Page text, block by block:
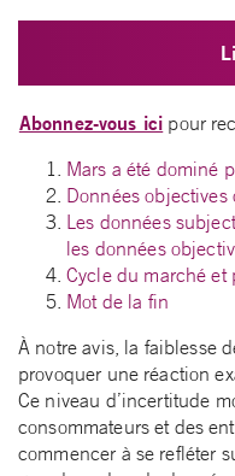
Abonnez-vous ici pour
Mars a été dominé
Données
Les données
les données
Cycle du marché
Mot de la fin
À notre avis, la faiblesse
provoquer une réaction
Ce niveau d’incertitude
consommateurs et des
commencer à se refléter